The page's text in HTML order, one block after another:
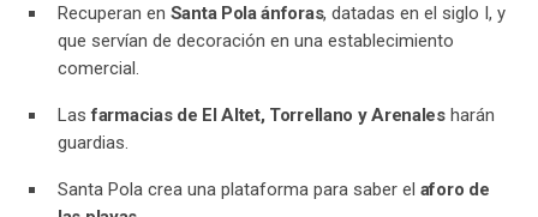
Recuperan en Santa Pola ánforas, datadas en el siglo I, y
que servían de decoración en una establecimiento
comercial.
Lasfarmacias de El Altet, Torrellano y Arenalesharán
guardias.
Santa Pola crea una plataforma para saber el aforo de